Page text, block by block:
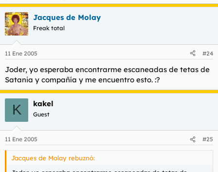
no es photoshop leches, ni lo tengo instalado :x :x
mesingual ke no me creais si total ya sabia ke me tomais por
loca
BLEEHH
Jacques de Molay
Freak total
11 Ene 2005 #24
Joder, yo esperaba encontrarme escaneadas de tetas de
Satania y compañía y me encuentro esto. :?
K kakel
Guest
11 Ene 2005 #25
Jacques de Molay rebuznó: